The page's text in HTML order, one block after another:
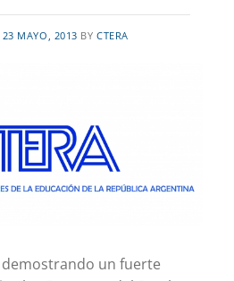
23 MAYO, 2013 BYCTERA
demostrando un fuerte